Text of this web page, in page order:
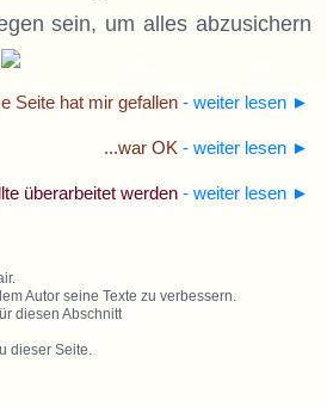
sein, um alles abzusichern
Seite hat mir gefallen- weiter lesen ►
...war OK - weiter lesen ►
überarbeitet werden - weiter lesen ►
Autor seine Texte zu verbessern.
diesen Abschnitt
dieser Seite.